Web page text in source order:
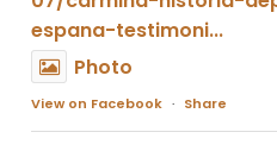
espana-testimoni...
Photo
View on Facebook · Share